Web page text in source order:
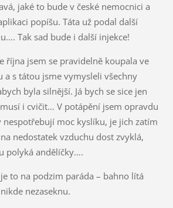
jaké to bude v české nemocnici a
popíšu. Táta už podal další
Tak sad bude i další injekce!
října jsem se pravidelně koupala ve
a s tátou jsme vymysleli všechny
byla silnější. Já bych se sice jen
i cvičit… V potápění jsem opravdu
nespotřebují moc kyslíku, je jich zatím
nedostatek vzduchu dost zvyklá,
polyká andělíčky….
to na podzim paráda – bahno lítá
nezaseknu.